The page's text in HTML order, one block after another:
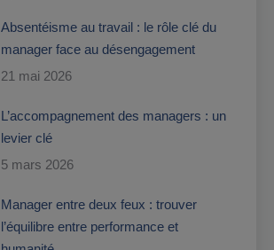
Absentéisme au travail : le rôle clé du
manager face au désengagement
21 mai 2026
L’accompagnement des managers : un
levier clé
5 mars 2026
Manager entre deux feux : trouver
l’équilibre entre performance et